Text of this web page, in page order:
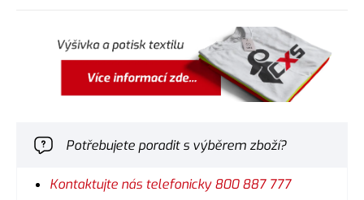
Potřebujete poradit s výběrem zboží?
Kontaktujte nás telefonicky 800 887 777